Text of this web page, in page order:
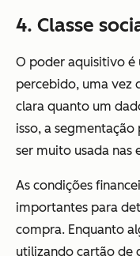
4. Classe
O poder aquisitivo
percebido, uma vez
clara quanto um
isso, a
ser muito usada
As condições
importantes para
compra. Enquanto
utilizando cartão de